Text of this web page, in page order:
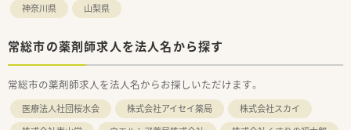
神奈川県
山梨県
常総市の薬剤師求人を法人名から探す
常総市の薬剤師求人を法人名からお探しいただけます。
医療法人社団桜水会 株式会社アイセイ薬局
株式会社スカイ